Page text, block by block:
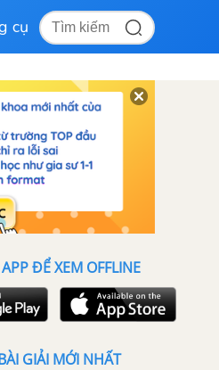
cụ
ĐỂ XEM OFFLINE
GIẢI MỚI NHẤT